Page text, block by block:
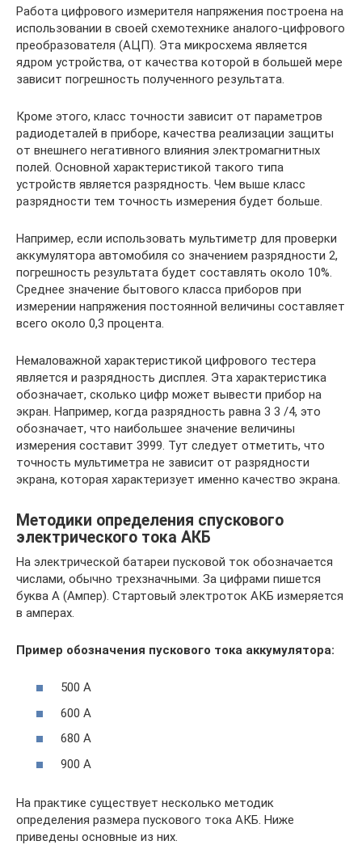
Работа цифрового измерителя напряжения построена на
использовании в своей схемотехнике аналого-цифрового
преобразователя (АЦП). Эта микросхема является
ядром устройства, от качества которой в большей мере
зависит погрешность полученного результата.
Кроме этого, класс точности зависит от параметров
радиодеталей в приборе, качества реализации защиты
от внешнего негативного влияния электромагнитных
полей. Основной характеристикой такого типа
устройств является разрядность. Чем выше класс
разрядности тем точность измерения будет больше.
Например, если использовать мультиметр для проверки
аккумулятора автомобиля со значением разрядности 2,
погрешность результата будет составлять около 10%.
Среднее значение бытового класса приборов при
измерении напряжения постоянной величины составляет
всего около 0,3 процента.
Немаловажной характеристикой цифрового тестера
является и разрядность дисплея. Эта характеристика
обозначает, сколько цифр может вывести прибор на
экран. Например, когда разрядность равна 3 3 /4, это
обозначает, что наибольшее значение величины
измерения составит 3999. Тут следует отметить, что
точность мультиметра не зависит от разрядности
экрана, которая характеризует именно качество экрана.
Методики определения спускового
электрического тока АКБ
На электрической батареи пусковой ток обозначается
числами, обычно трехзначными. За цифрами пишется
буква А (Ампер). Стартовый электроток АКБ измеряется
в амперах.
Пример обозначения пускового тока аккумулятора:
500 A
600 A
680 A
900 A
На практике существует несколько методик
определения размера пускового тока АКБ. Ниже
приведены основные из них.